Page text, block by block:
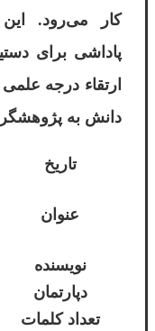
کار می‌رود.
پاداشی برای
ارتقاء درجه
دانش به
تاریخ
عنوان
نویسنده
دپارتمان
تعداد کلمات